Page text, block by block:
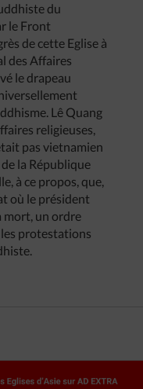
du
le Front
de cette Eglise à
des Affaires
le drapeau
Lê Quang
religieuses,
pas vietnamien
la République
à ce propos, que,
où le président
mort, un ordre
protestations